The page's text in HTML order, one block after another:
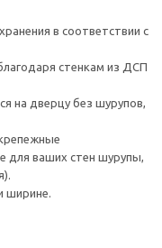
в соответствии с
стенкам из ДСП
на дверцу без шурупов,
для ваших стен шурупы,
ширине.